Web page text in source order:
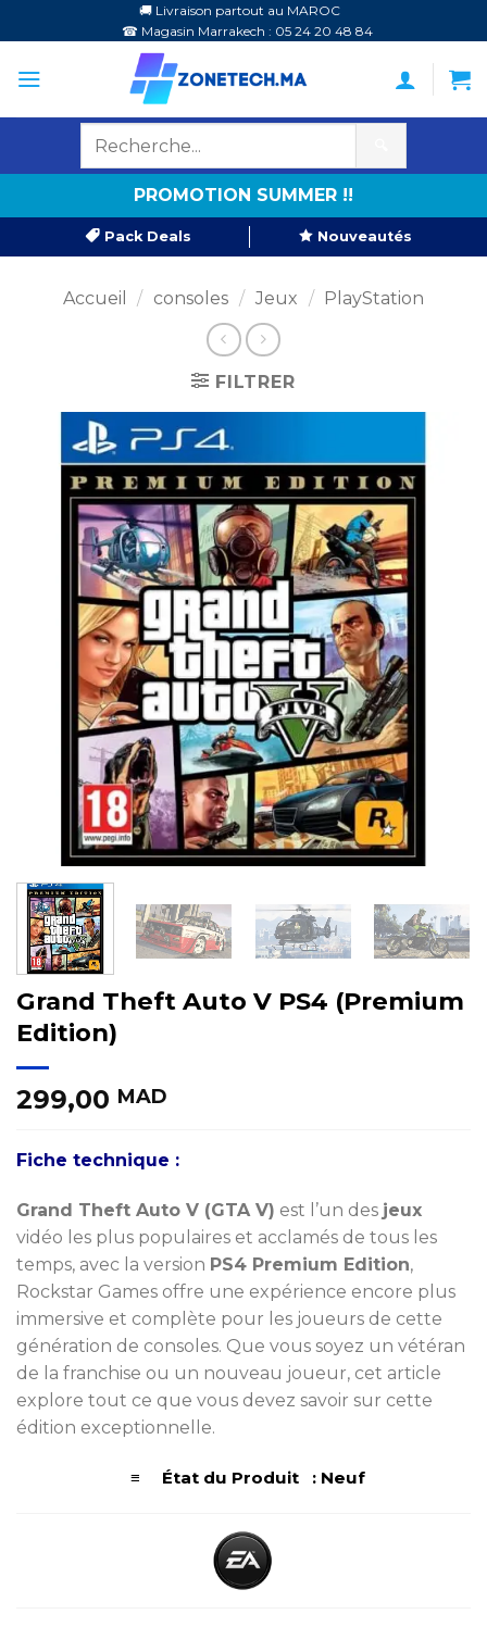
au
contenu
🚚 Livraison partout au MAROC
☎ Magasin Marrakech : 05 24 20 48 84
PROMOTION SUMMER !!
Pack Deals Nouveautés
Accueil / consoles / Jeux / PlayStation
FILTRER
Grand Theft Auto V PS4 (Premium
Edition)
299,00 MAD
Fiche technique :
Grand Theft Auto V (GTA V) est l’un des jeux
vidéo les plus populaires et acclamés de tous les
temps, avec la version PS4 Premium Edition,
Rockstar Games offre une expérience encore plus
immersive et complète pour les joueurs de cette
génération de consoles. Que vous soyez un vétéran
de la franchise ou un nouveau joueur, cet article
explore tout ce que vous devez savoir sur cette
édition exceptionnelle.
≡ État du Produit : Neuf